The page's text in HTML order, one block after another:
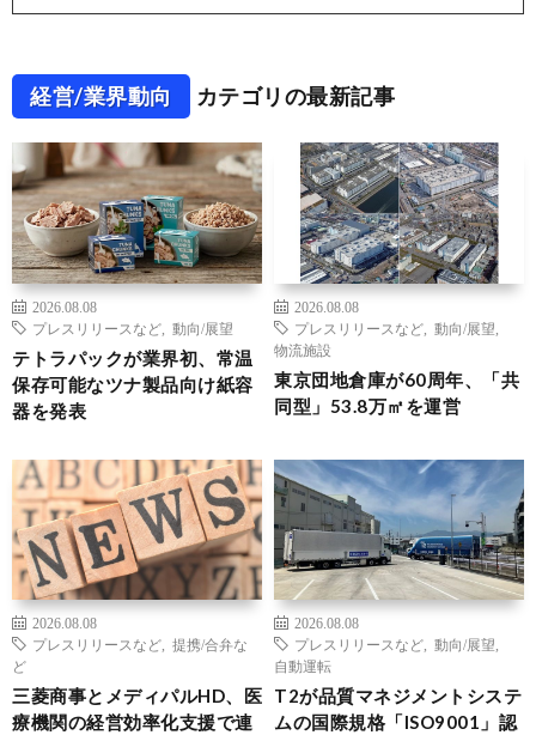
経営/業界動向 カテゴリの最新記事
2026.08.08
プレスリリースなど
動向/展望
テトラパックが業界初、常温
保存可能なツナ製品向け紙容
器を発表
2026.08.08
プレスリリースなど
動向/展望
物流施設
東京団地倉庫が60周年、「共
同型」53.8万㎡を運営
2026.08.08
プレスリリースなど
提携/合弁な
ど
三菱商事とメディパルHD、医
療機関の経営効率化支援で連
2026.08.08
プレスリリースなど
動向/展望
自動運転
T2が品質マネジメントシステ
ムの国際規格「ISO9001」認